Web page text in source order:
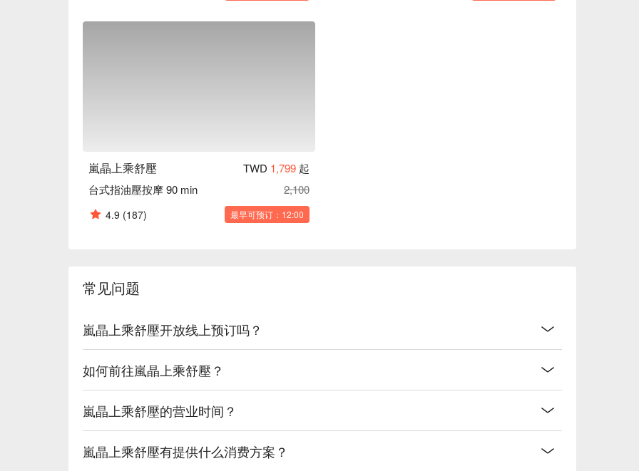
嵐晶上乘舒壓 TWD 1,799 起
台式指油壓按摩 90 min
2,100
4.9 (187) 最早可预订：12:00
常见问题
嵐晶上乘舒壓开放线上预订吗？
如何前往嵐晶上乘舒壓？
嵐晶上乘舒壓的营业时间？
嵐晶上乘舒壓有提供什么消费方案？